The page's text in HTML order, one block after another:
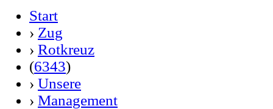
Start
› Zug
› Rotkreuz
(6343)
› Unsere
› Management